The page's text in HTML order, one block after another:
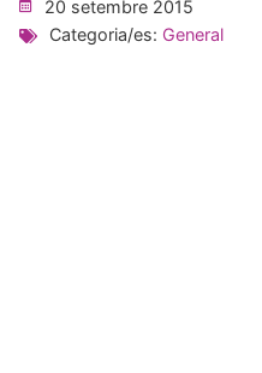
20 setembre 2015
Categoria/es: General